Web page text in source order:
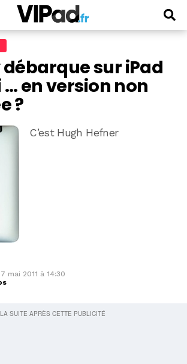
sur iPad
… en version non
?
C’est Hugh Hefner
7 mai 2011 à 14:30